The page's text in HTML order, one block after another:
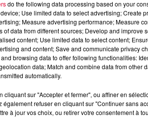
- Pexels)
cette jeunesse parfois, souvent,
qu’après le Covid, ce sera un
les marges de manœuvre financières
que les scènes électroniques,
do the following data processing based on your
Use limited data to select advertising; Create
Measure advertising performance; Measure
of data from different sources; Develop and improve
content; Use limited data to select content;
and content; Save and communicate privacy
browsing data to offer following functionalities:
data; Match and combine data from other
automatically.
cliquant sur "Accepter et fermer", ou affiner en
également refuser en cliquant sur "Continuer sans
à jour vos choix, ou retirer votre consentement à